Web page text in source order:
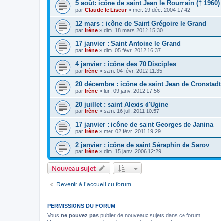
5 août: icône de saint Jean le Roumain († 1960)
par Claude le Liseur» mer. 29 déc. 2004 17:42
12 mars : icône de Saint Grégoire le Grand
par Irène » dim. 18 mars 2012 15:30
17 janvier : Saint Antoine le Grand
par Irène » dim. 05 févr. 2012 16:37
4 janvier : icône des 70 Disciples
par Irène » sam. 04 févr. 2012 11:35
20 décembre : icône de saint Jean de Cronstadt
par Irène » lun. 09 janv. 2012 17:56
20 juillet : saint Alexis d'Ugine
par Irène » sam. 16 juil. 2011 10:57
17 janvier : icône de saint Georges de Janina
par Irène » mer. 02 févr. 2011 19:29
2 janvier : icône de saint Séraphin de Sarov
par Irène » dim. 15 janv. 2006 12:29
Nouveau sujet
Revenir à l’accueil du forum
PERMISSIONS DU FORUM
Vous ne pouvez pas publier de nouveaux sujets dans ce forum